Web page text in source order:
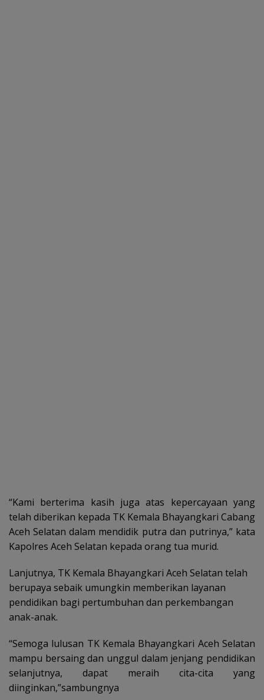
“Kami berterima kasih juga atas kepercayaan yang
telah diberikan kepada TK Kemala Bhayangkari Cabang
Aceh Selatan dalam mendidik putra dan putrinya,” kata
Kapolres Aceh Selatan kepada orang tua murid.
Lanjutnya, TK Kemala Bhayangkari Aceh Selatan telah
berupaya sebaik umungkin memberikan layanan
pendidikan bagi pertumbuhan dan perkembangan
anak-anak.
“Semoga lulusan TK Kemala Bhayangkari Aceh Selatan
mampu bersaing dan unggul dalam jenjang pendidikan
selanjutnya, dapat meraih cita-cita yang
diinginkan,”sambungnya